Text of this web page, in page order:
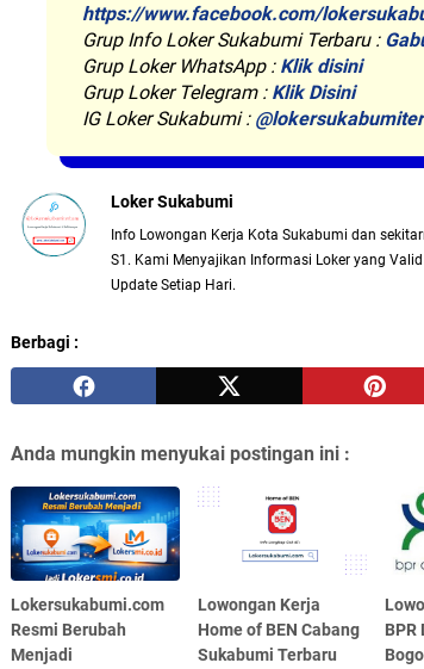
https://www.facebook.com/
Grup Info Loker Sukabumi Terbaru :
Grup Loker WhatsApp : Klik disini
Grup Loker Telegram : Klik Disini
IG Loker Sukabumi :
Loker Sukabumi
Info Lowongan Kerja Kota Sukabumi dan
S1. Kami Menyajikan Informasi Loker yang
Update Setiap Hari.
Berbagi :
Anda mungkin menyukai postingan ini :
Lokersukabumi.com
Resmi Berubah
Menjadi
Lowongan Kerja
Home of BEN Cabang
Sukabumi Terbaru
BPR